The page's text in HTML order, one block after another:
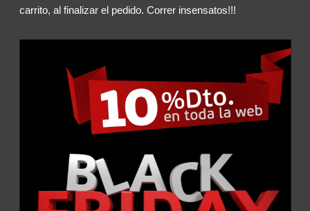
carrito, al finalizar el pedido. Correr insensatos!!!